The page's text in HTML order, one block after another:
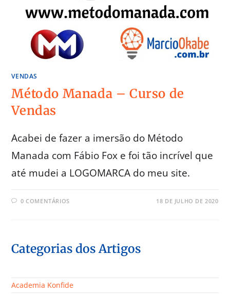
VENDAS
Método Manada – Curso de
Vendas
Acabei de fazer a imersão do Método
Manada com Fábio Fox e foi tão incrível que
até mudei a LOGOMARCA do meu site.
0 COMENTÁRIOS 18 DE JULHO DE 2020
Categorias dos Artigos
Academia Konfide